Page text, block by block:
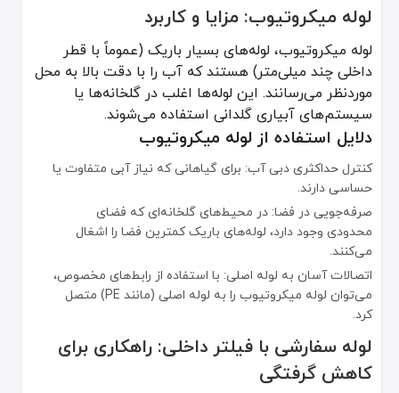
لوله میکروتیوب: مزایا و کاربرد
لوله میکروتیوب، لوله‌های بسیار باریک (عموماً با قطر
داخلی چند میلی‌متر) هستند که آب را با دقت بالا به محل
موردنظر می‌رسانند. این لوله‌ها اغلب در گلخانه‌ها یا
سیستم‌های آبیاری گلدانی استفاده می‌شوند.
دلایل استفاده از لوله میکروتیوب
کنترل حداکثری دبی آب: برای گیاهانی که نیاز آبی متفاوت یا
حساسی دارند.
صرفه‌جویی در فضا: در محیط‌های گلخانه‌ای که فضای
محدودی وجود دارد، لوله‌های باریک کمترین فضا را اشغال
می‌کنند.
اتصالات آسان به لوله اصلی: با استفاده از رابط‌های مخصوص،
می‌توان لوله میکروتیوب را به لوله اصلی (مانند PE) متصل
کرد.
لوله سفارشی با فیلتر داخلی: راهکاری برای
کاهش گرفتگی